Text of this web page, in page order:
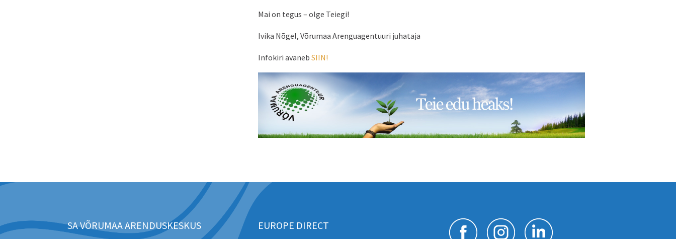
Mai on tegus – olge Teiegi!
Ivika Nõgel, Võrumaa Arenguagentuuri juhataja
Infokiri avaneb SIIN!
SA VÕRUMAA ARENDUSKESKUS EUROPE DIRECT